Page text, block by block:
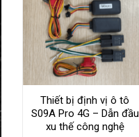
Thiết bị định vị ô tô
S09A Pro 4G – Dẫn đầu
xu thế công nghệ